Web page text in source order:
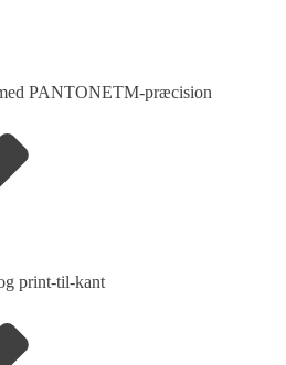
PANTONETM-præcision
print-til-kant